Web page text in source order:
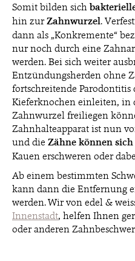
Somit bilden sich
hin zurZahnwurzel.
dann als „Konkremente“
nur noch durch eine
werden. Bei sich weiter
Entzündungsherden ohne
fortschreitende Parodontitis
Kieferknochen einleiten, in
Zahnwurzel freiliegen
Zahnhalteapparat ist nun
und die Zähne können sich
Kauen erschweren oder
Ab einem bestimmten
kann dann die Entfernung
werden. Wir von edel &
Innenstadt, helfen Ihnen
oder anderen